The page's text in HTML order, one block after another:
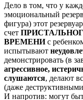
Дело в том, что у
эмоциональный
фигура) этот
счет
ВРЕМЕНИс
испытывают
демонстрировать (в
агрессивное,
слушаются, делают
(даже
И напротив: могут